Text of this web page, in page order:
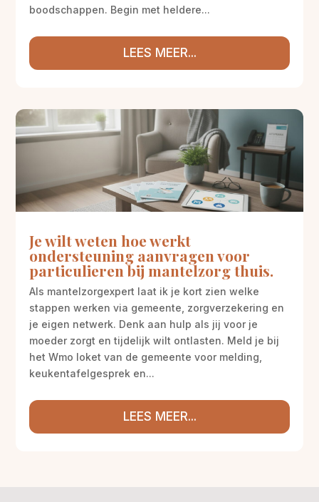
boodschappen. Begin met heldere...
LEES MEER...
Je wilt weten hoe werkt
ondersteuning aanvragen voor
particulieren bij mantelzorg thuis.
Als mantelzorgexpert laat ik je kort zien welke
stappen werken via gemeente, zorgverzekering en
je eigen netwerk. Denk aan hulp als jij voor je
moeder zorgt en tijdelijk wilt ontlasten. Meld je bij
het Wmo loket van de gemeente voor melding,
keukentafelgesprek en...
LEES MEER...